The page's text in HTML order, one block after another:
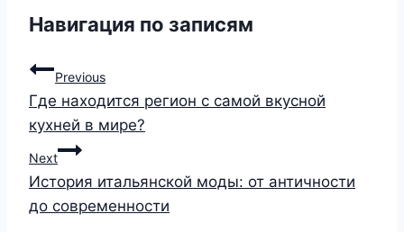
Навигация по записям
Previous
Где находится регион с самой вкусной
кухней в мире?
Next
История итальянской моды: от античности
до современности